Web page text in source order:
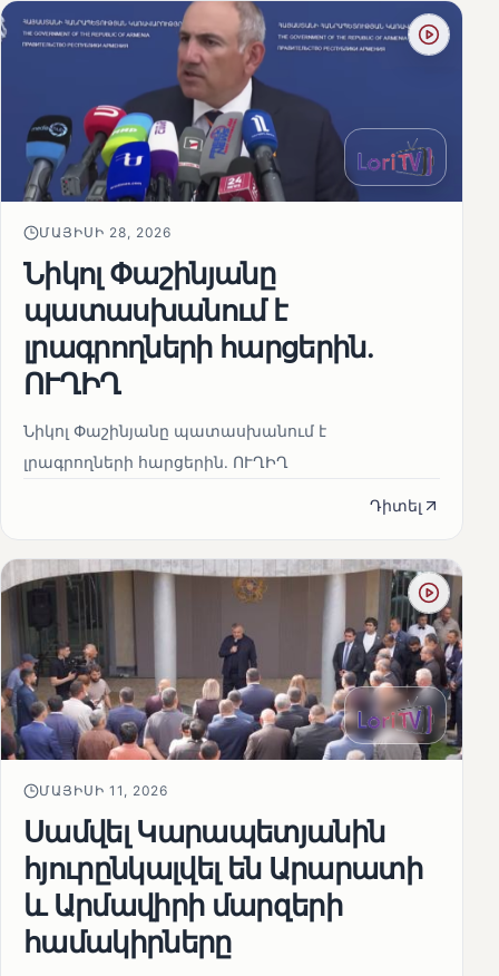
ՄԱՅԻՍԻ 28, 2026
Նիկոլ Փաշինյանը
պատասխանում է
լրագրողների հարցերին․
ՈՒՂԻՂ
Նիկոլ Փաշինյանը պատասխանում է
լրագրողների հարցերին․ ՈՒՂԻՂ
Դիտել
ՄԱՅԻՍԻ 11, 2026
Սամվել Կարապետյանին
հյուրընկալվել են Արարատի
և Արմավիրի մարզերի
համակիրները